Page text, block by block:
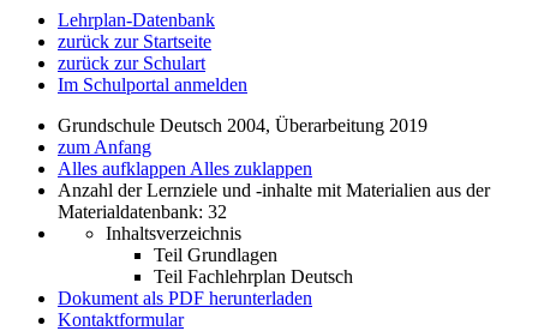
Lehrplan-Datenbank
zurück zur Startseite
zurück zur Schulart
Im Schulportal anmelden
Grundschule Deutsch 2004, Überarbeitung 2019
zum Anfang
Alles aufklappen Alles zuklappen
Anzahl der Lernziele und -inhalte mit Materialien aus der
Materialdatenbank: 32
Inhaltsverzeichnis
Teil Grundlagen
Teil Fachlehrplan Deutsch
Dokument als PDF herunterladen
Kontaktformular